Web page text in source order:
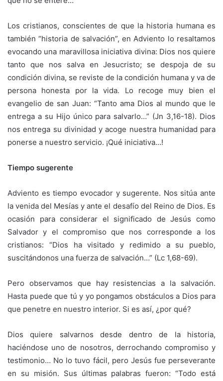
Los cristianos, conscientes de que la historia humana es
también “historia de salvación”, en Adviento lo resaltamos
evocando una maravillosa iniciativa divina: Dios nos quiere
tanto que nos salva en Jesucristo; se despoja de su
condición divina, se reviste de la condición humana y va de
persona honesta por la vida. Lo recoge muy bien el
evangelio de san Juan: “Tanto ama Dios al mundo que le
entrega a su Hijo único para salvarlo…” (Jn 3,16-18). Dios
nos entrega su divinidad y acoge nuestra humanidad para
ponerse a nuestro servicio. ¡Qué iniciativa…!
Tiempo sugerente
Adviento es tiempo evocador y sugerente. Nos sitúa ante
la venida del Mesías y ante el desafío del Reino de Dios. Es
ocasión para considerar el significado de Jesús como
Salvador y el compromiso que nos corresponde a los
cristianos: “Dios ha visitado y redimido a su pueblo,
suscitándonos una fuerza de salvación…” (Lc 1,68-69).
Pero observamos que hay resistencias a la salvación.
Hasta puede que tú y yo pongamos obstáculos a Dios para
que penetre en nuestro interior. Si es así, ¿por qué?
Dios quiere salvarnos desde dentro de la historia,
haciéndose uno de nosotros, derrochando compromiso y
testimonio… No lo tuvo fácil, pero Jesús fue perseverante
en su misión. Sus últimas palabras fueron: “Todo está